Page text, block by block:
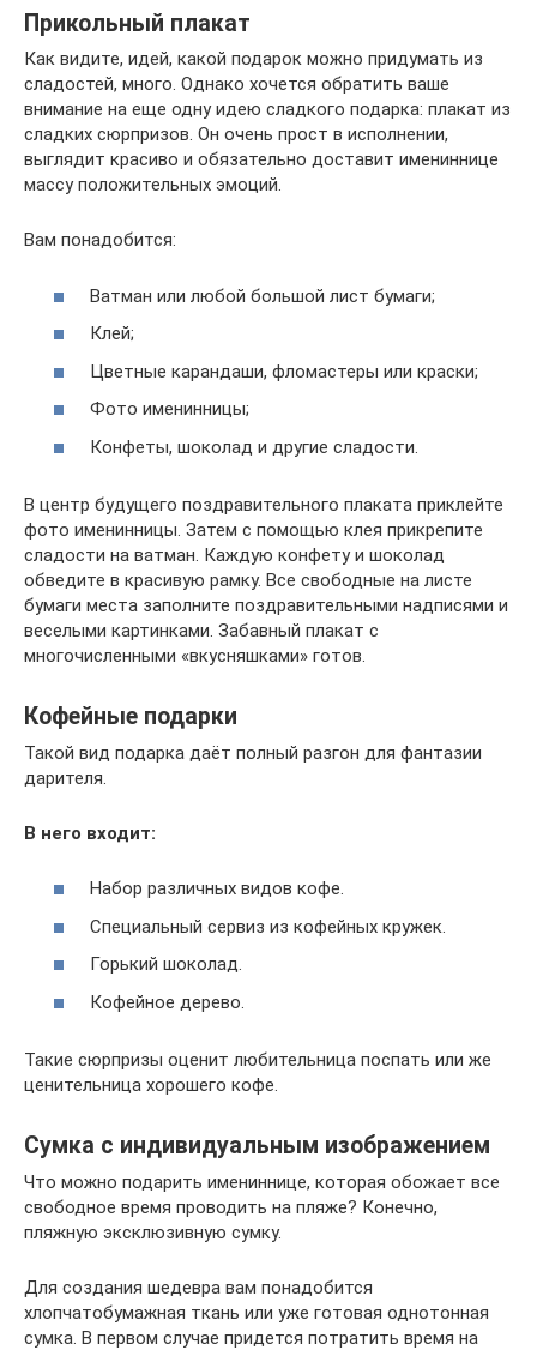
Прикольный плакат
Как видите, идей, какой подарок можно придумать из
сладостей, много. Однако хочется обратить ваше
внимание на еще одну идею сладкого подарка: плакат из
сладких сюрпризов. Он очень прост в исполнении,
выглядит красиво и обязательно доставит имениннице
массу положительных эмоций.
Вам понадобится:
Ватман или любой большой лист бумаги;
Клей;
Цветные карандаши, фломастеры или краски;
Фото именинницы;
Конфеты, шоколад и другие сладости.
В центр будущего поздравительного плаката приклейте
фото именинницы. Затем с помощью клея прикрепите
сладости на ватман. Каждую конфету и шоколад
обведите в красивую рамку. Все свободные на листе
бумаги места заполните поздравительными надписями и
веселыми картинками. Забавный плакат с
многочисленными «вкусняшками» готов.
Кофейные подарки
Такой вид подарка даёт полный разгон для фантазии
дарителя.
В него входит:
Набор различных видов кофе.
Специальный сервиз из кофейных кружек.
Горький шоколад.
Кофейное дерево.
Такие сюрпризы оценит любительница поспать или же
ценительница хорошего кофе.
Сумка с индивидуальным изображением
Что можно подарить имениннице, которая обожает все
свободное время проводить на пляже? Конечно,
пляжную эксклюзивную сумку.
Для создания шедевра вам понадобится
хлопчатобумажная ткань или уже готовая однотонная
сумка. В первом случае придется потратить время на